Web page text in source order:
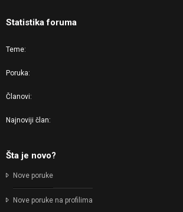
Statistika foruma
Teme
Poruka
Članovi
Najnoviji član
Šta je novo?
Nove poruke
Nove poruke na profilima